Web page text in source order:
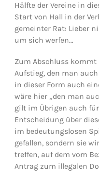
Hälfte der Vereine in
Start von Hall in der
gemeinter Rat: Lieber
um sich werfen…
Zum Abschluss kommt
Aufstieg, den man
in dieser Form auch
wäre hier „den man
gilt im Übrigen auch für
Entscheidung über
im bedeutungslosen
gefallen, sondern sie
treffen, auf dem vom
Antrag zum illegalen